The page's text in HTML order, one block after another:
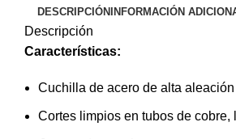
DESCRIPCIÓN INFORMACIÓN
Descripción
Características:
Cuchilla de acero de alta aleación
Cortes limpios en tubos de cobre,